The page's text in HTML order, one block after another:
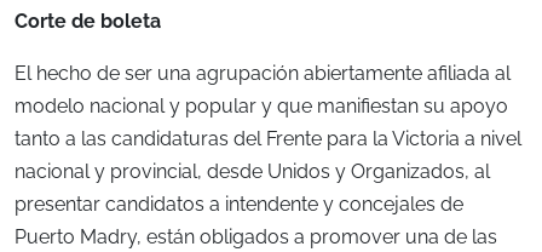
Corte de boleta
El hecho de ser una agrupación abiertamente afiliada al
modelo nacional y popular y que manifiestan su apoyo
tanto a las candidaturas del Frente para la Victoria a nivel
nacional y provincial, desde Unidos y Organizados, al
presentar candidatos a intendente y concejales de
Puerto Madry, están obligados a promover una de las